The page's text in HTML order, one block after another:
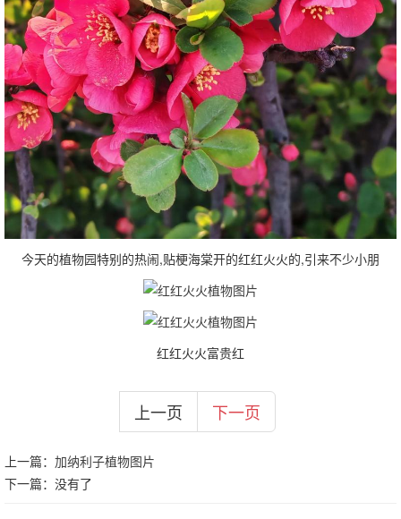
今天的植物园特别的热闹,贴梗海棠开的红红火火的,引来不少小朋
红红火火富贵红
上一页 下一页
上一篇： 加纳利子植物图片
下一篇：没有了